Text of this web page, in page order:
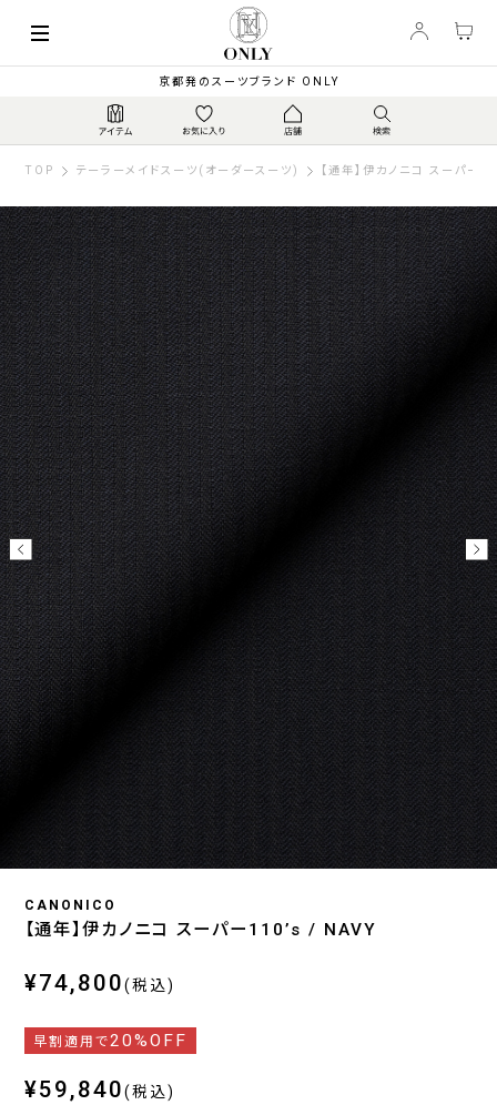
京都発のスーツブランド ONLY
TOP テーラーメイドスーツ(オーダースーツ) 【通年】伊カノニコ スーパ
CANONICO
【通年】伊カノニコ スーパー110’s / NAVY
¥74,800(税込)
早割適用で20%OFF
¥59,840(税込)